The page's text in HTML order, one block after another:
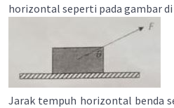
horizontal seperti pada gambar di
Jarak tempuh horizontal benda